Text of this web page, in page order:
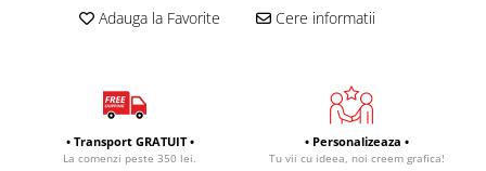
Adauga la Favorite Cere informatii
• Transport GRATUIT •
La comenzi peste 350 lei.
• Personalizeaza •
Tu vii cu ideea, noi creem grafica!